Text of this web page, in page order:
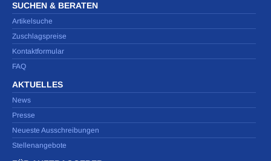
SUCHEN & BERATEN
Artikelsuche
Zuschlagspreise
Kontaktformular
FAQ
AKTUELLES
News
Presse
Neueste Ausschreibungen
Stellenangebote